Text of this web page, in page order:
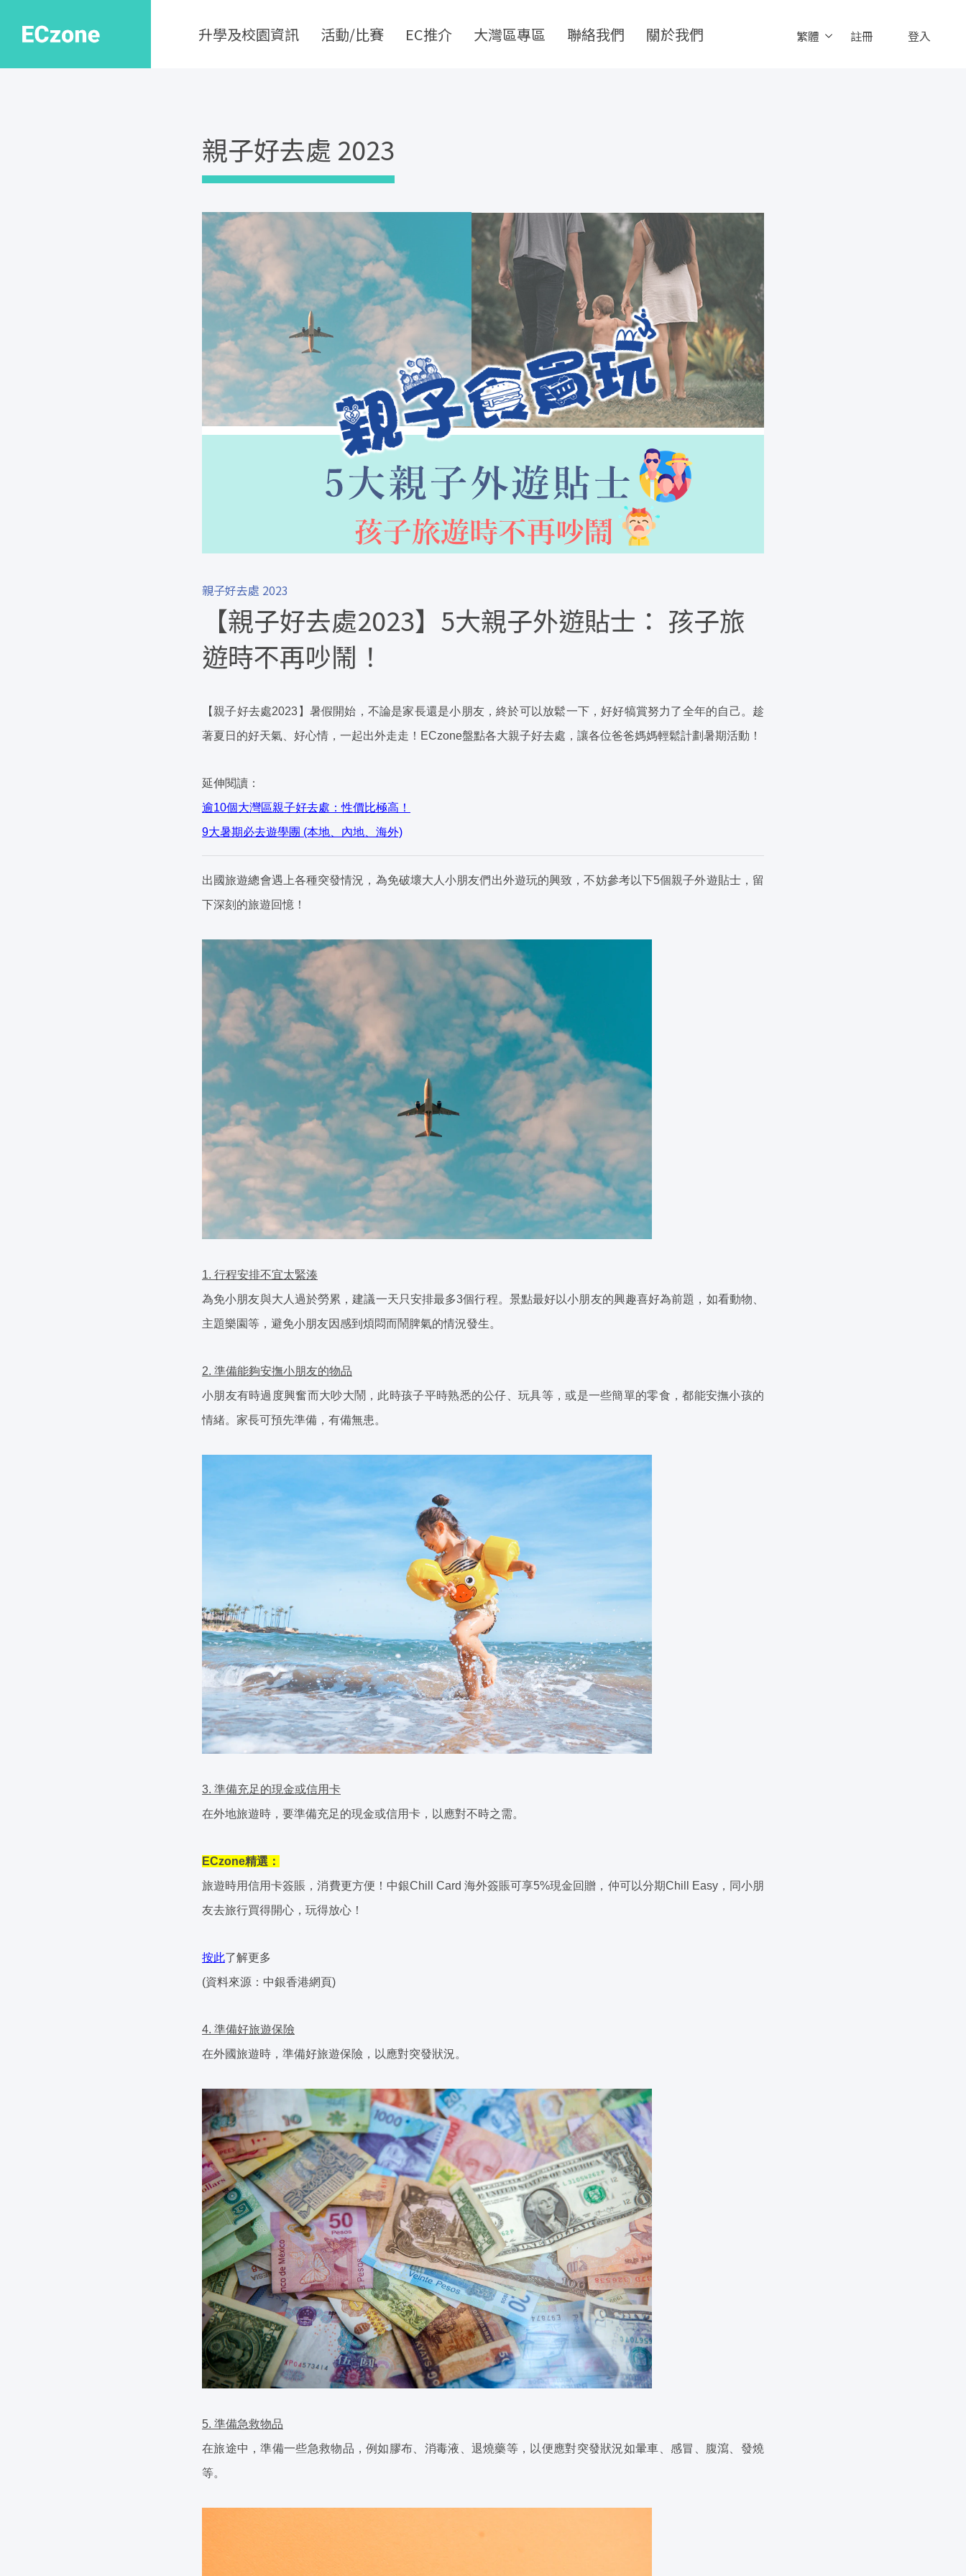
升學及校園資訊 活動/比賽 EC推介 大灣區專區 聯絡我們 關於我們 繁體 註冊 登入
親子好去處 2023
親子好去處 2023
【親子好去處2023】5大親子外遊貼士： 孩子旅
遊時不再吵鬧！
【親子好去處2023】暑假開始，不論是家長還是小朋友，終於可以放鬆一下，好好犒賞努力了全年的自己。趁
著夏日的好天氣、好心情，一起出外走走！ECzone盤點各大親子好去處，讓各位爸爸媽媽輕鬆計劃暑期活動！
延伸閱讀：
逾10個大灣區親子好去處：性價比極高！
9大暑期必去遊學團 (本地、內地、海外)
出國旅遊總會遇上各種突發情況，為免破壞大人小朋友們出外遊玩的興致，不妨參考以下5個親子外遊貼士，留
下深刻的旅遊回憶！
1. 行程安排不宜太緊湊
為免小朋友與大人過於勞累，建議一天只安排最多3個行程。景點最好以小朋友的興趣喜好為前題，如看動物、
主題樂園等，避免小朋友因感到煩悶而鬧脾氣的情況發生。
2. 準備能夠安撫小朋友的物品
小朋友有時過度興奮而大吵大鬧，此時孩子平時熟悉的公仔、玩具等，或是一些簡單的零食，都能安撫小孩的
情緒。家長可預先準備，有備無患。
3. 準備充足的現金或信用卡
在外地旅遊時，要準備充足的現金或信用卡，以應對不時之需。
ECzone精選：
旅遊時用信用卡簽賬，消費更方便！中銀Chill Card 海外簽賬可享5%現金回贈，仲可以分期Chill Easy，同小朋
友去旅行買得開心，玩得放心！
按此了解更多
(資料來源：中銀香港網頁)
4. 準備好旅遊保險
在外國旅遊時，準備好旅遊保險，以應對突發狀況。
5. 準備急救物品
在旅途中，準備一些急救物品，例如膠布、消毒液、退燒藥等，以便應對突發狀況如暈車、感冒、腹瀉、發燒
等。